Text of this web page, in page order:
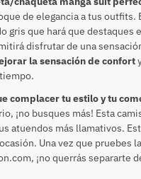
de elegancia a tus outfits.
gris que hará que destaques
disfrutar de una
la sensación de confort
complacer tu estilo y tu
¡no busques más! Esta
atuendos más llamativos.
Una vez que pruebes
¡no querrás separarte